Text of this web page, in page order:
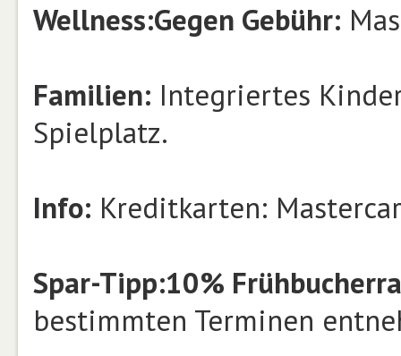
Wellness:Gegen Gebühr:
Familien: Integriertes
Spielplatz.
Info: Kreditkarten:
Spar-Tipp:10%
bestimmten Terminen